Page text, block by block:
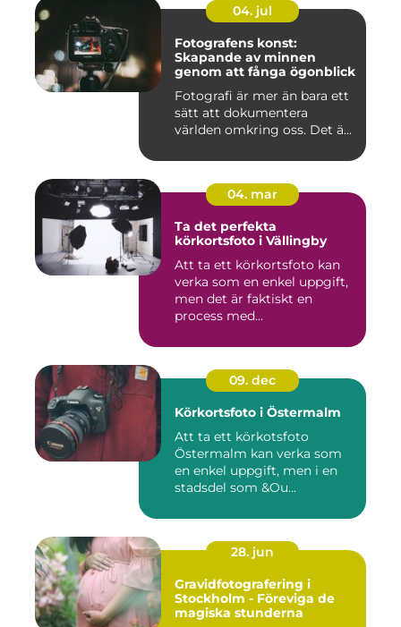
04. jul
Fotografens konst:
Skapande av minnen
genom att fånga ögonblick
Fotografi är mer än bara ett
sätt att dokumentera
världen omkring oss. Det ä...
04. mar
Ta det perfekta
körkortsfoto i Vällingby
Att ta ett körkortsfoto kan
verka som en enkel uppgift,
men det är faktiskt en
process med...
09. dec
Körkortsfoto i Östermalm
Att ta ett körkotsfoto
Östermalm kan verka som
en enkel uppgift, men i en
stadsdel som &Ou...
28. jun
Gravidfotografering i
Stockholm - Föreviga de
magiska stunderna